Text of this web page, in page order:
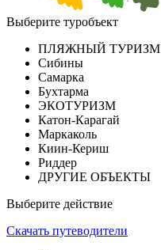
Выберите туробъект
ПЛЯЖНЫЙ ТУРИЗМ
Сибины
Самарка
Бухтарма
ЭКОТУРИЗМ
Катон-Карагай
Маркаколь
Киин-Кериш
Риддер
ДРУГИЕ ОБЪЕКТЫ
Выберите действие
Скачать путеводители